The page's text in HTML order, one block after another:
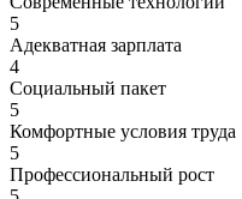
5
Адекватная зарплата
4
Социальный пакет
5
Комфортные условия труда
5
Профессиональный рост